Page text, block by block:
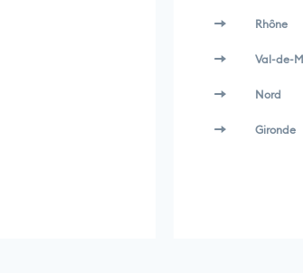
Rhône
Val-de-
Nord
Gironde